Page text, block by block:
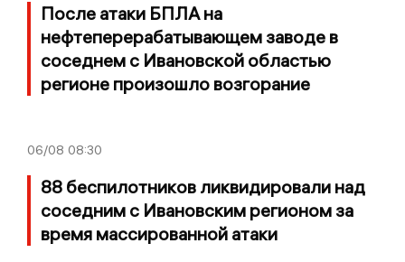
После атаки БПЛА на
нефтеперерабатывающем заводе в
соседнем с Ивановской областью
регионе произошло возгорание
06/08 08:30
88 беспилотников ликвидировали над
соседним с Ивановским регионом за
время массированной атаки